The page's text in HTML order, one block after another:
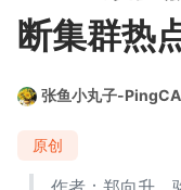
断集群热
张鱼小丸子-
原创